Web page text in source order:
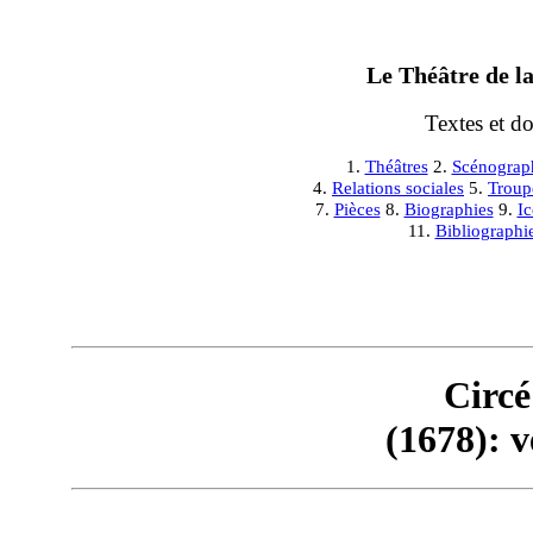
Le Théâtre de
Textes et
1. Théâtres2.
4. Relations sociales 5.
7. Pièces8. Biographies9.
11.
(1678):